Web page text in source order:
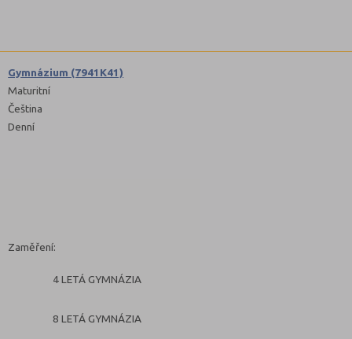
Gymnázium (7941K41)
Maturitní
Čeština
Denní
Zaměření:
4 LETÁ GYMNÁZIA
8 LETÁ GYMNÁZIA